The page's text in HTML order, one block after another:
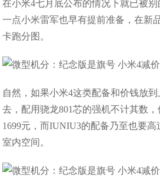
在小米4七月底公布的情况下就已被
一点小米雷军也早有提前准备，在新
卡跑分图。
自然，如果小米4这类配备和价钱放
去，配用骁龙801芯的强机不计其数
1699元，而IUNIU3的配备乃至也要
室内空间。